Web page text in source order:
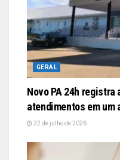
GERAL
Novo PA 24h registra
atendimentos em um
22 de julho de 2026